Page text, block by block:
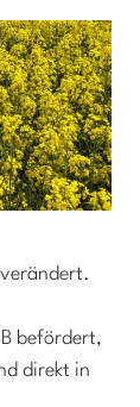
befördert,
direkt in